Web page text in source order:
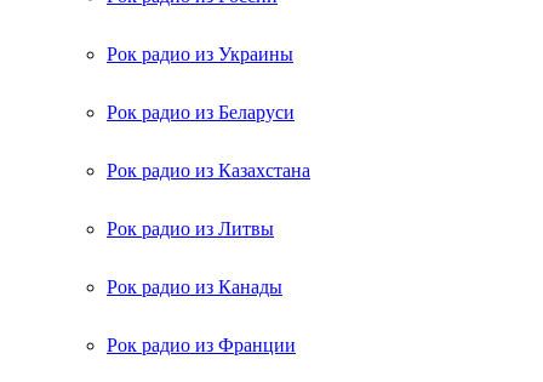
Рок радио из Украины
Рок радио из Беларуси
Рок радио из Казахстана
Рок радио из Литвы
Рок радио из Канады
Рок радио из Франции